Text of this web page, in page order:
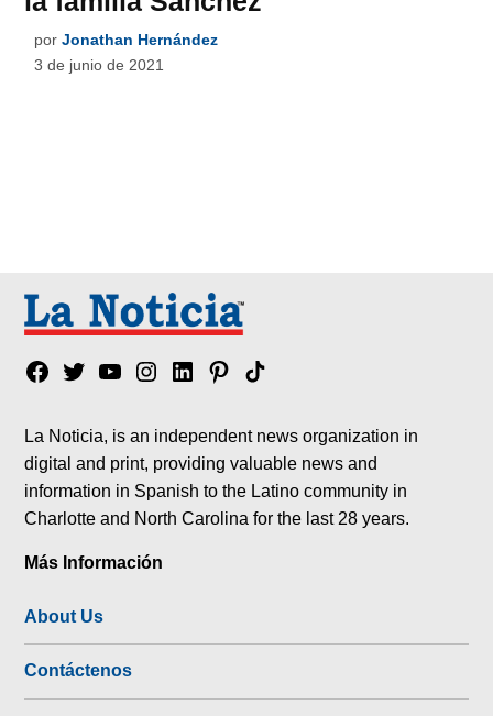
por Jonathan Hernández
3 de junio de 2021
Facebook
TwitterYouTubeInstagram
LinkedinPinterest
Tik
La Noticia, is an independent news organization in
digital and print, providing valuable news and
information in Spanish to the Latino community in
Charlotte and North Carolina for the last 28 years.
Más Información
About Us
Contáctenos